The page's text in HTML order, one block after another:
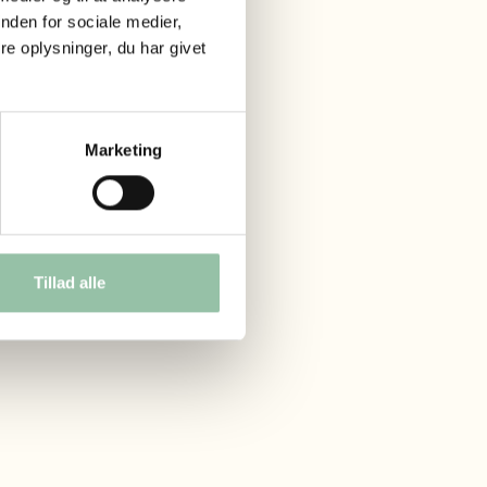
for sociale medier,
oplysninger, du har givet
Marketing
Tillad alle
skov. Gården
æsler,
og meget mere.
område kan I
Kloster,